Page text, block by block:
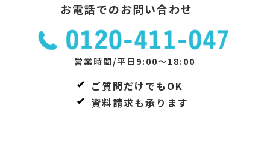
お電話でのお問い合わせ
営業時間/平日9:00～18:00
ご質問だけでもOK
資料請求も承ります